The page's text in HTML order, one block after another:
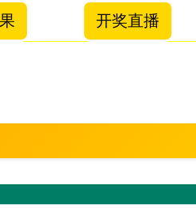
开奖直播